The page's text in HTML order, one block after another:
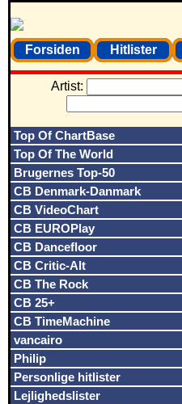
Forsiden Hitlister
Artist:
Top Of ChartBase
Top Of The World
Brugernes Top-50
CB Denmark-Danmark
CB VideoChart
CB EUROPlay
CB Dancefloor
CB Critic-Alt
CB The Rock
CB 25+
CB TimeMachine
vancairo
Philip
Personlige hitlister
Lejlighedslister